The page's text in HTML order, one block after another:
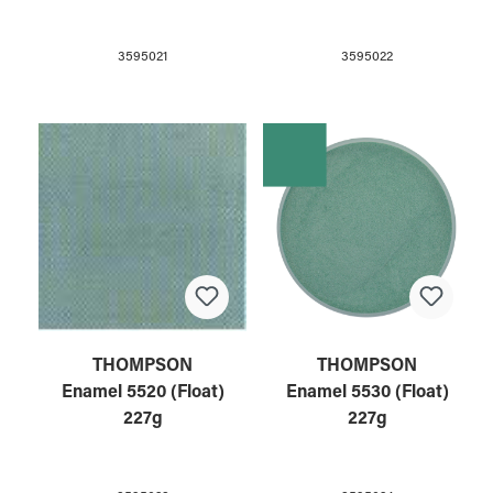
3595021 3595022
THOMPSON
Enamel 5520 (Float)
227g
THOMPSON
Enamel 5530 (Float)
227g